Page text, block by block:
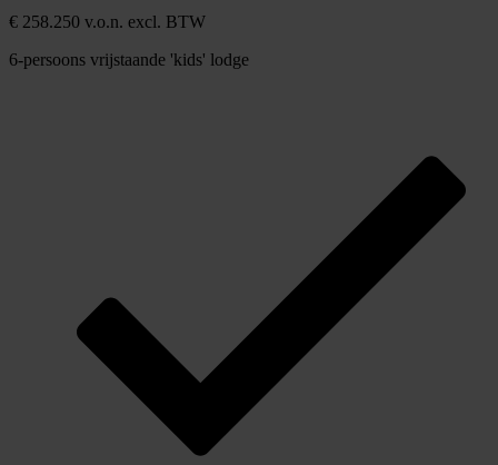
€ 258.250 v.o.n. excl. BTW
6-persoons vrijstaande 'kids' lodge